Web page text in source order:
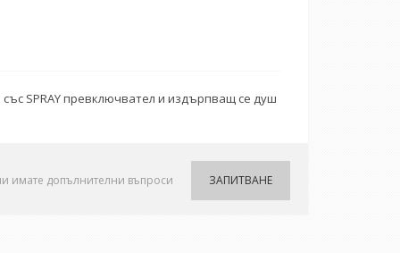
SPRAY превключвател и издърпващ се душ
ЗАПИТВАНЕ
имате допълнителни въпроси